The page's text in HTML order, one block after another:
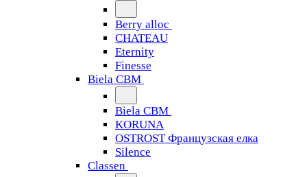
Berry alloc
CHATEAU
Eternity
Finesse
Biela CBM
Biela CBM
KORUNA
OSTROST Французская елка
Silence
Classen